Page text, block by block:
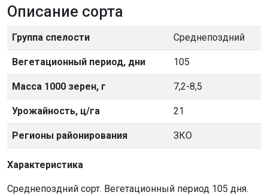
Описание сорта
Группа спелости Среднепоздний
Вегетационный период, дни 105
Масса 1000 зерен, г 7,2-8,5
Урожайность, ц/га 21
Регионы районирования ЗКО
Характеристика
Среднепоздний сорт. Вегетационный период 105 дня.